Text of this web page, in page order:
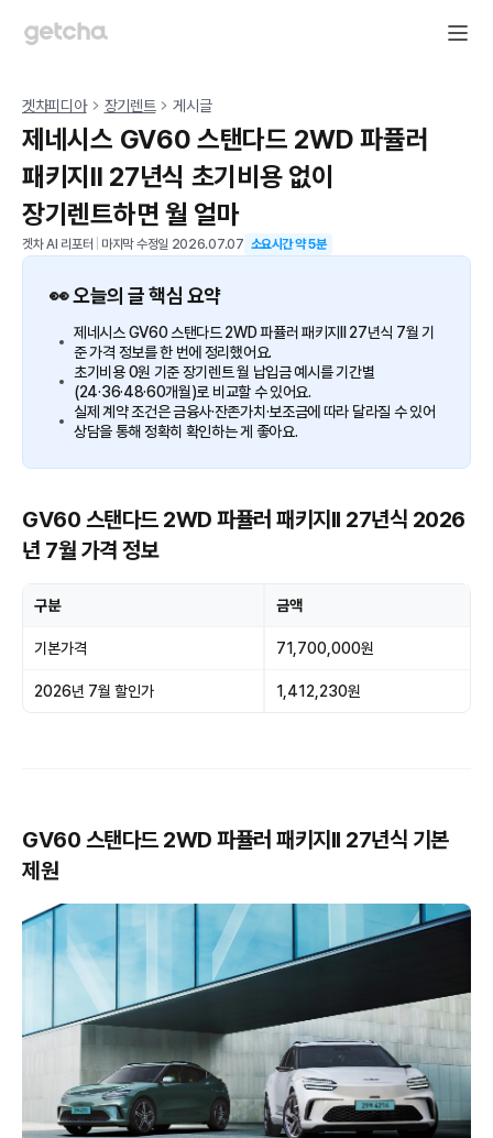
겟차피디아 장기렌트 게시글
제네시스 GV60 스탠다드 2WD 파퓰러
패키지II 27년식 초기비용 없이
장기렌트하면 월 얼마
겟차 AI 리포터 마지막 수정일 2026.07.07 소요시간 약5분
👀 오늘의 글 핵심 요약
제네시스 GV60 스탠다드 2WD 파퓰러 패키지II 27년식 7월 기
준 가격 정보를 한 번에 정리했어요.
초기비용 0원 기준 장기렌트 월 납입금 예시를 기간별
(24·36·48·60개월)로 비교할 수 있어요.
실제 계약 조건은 금융사·잔존가치·보조금에 따라 달라질 수 있어
상담을 통해 정확히 확인하는 게 좋아요.
GV60 스탠다드 2WD 파퓰러 패키지II 27년식 2026
년 7월 가격 정보
구분 금액
기본가격 71,700,000원
2026년 7월 할인가 1,412,230원
GV60 스탠다드 2WD 파퓰러 패키지II 27년식 기본
제원